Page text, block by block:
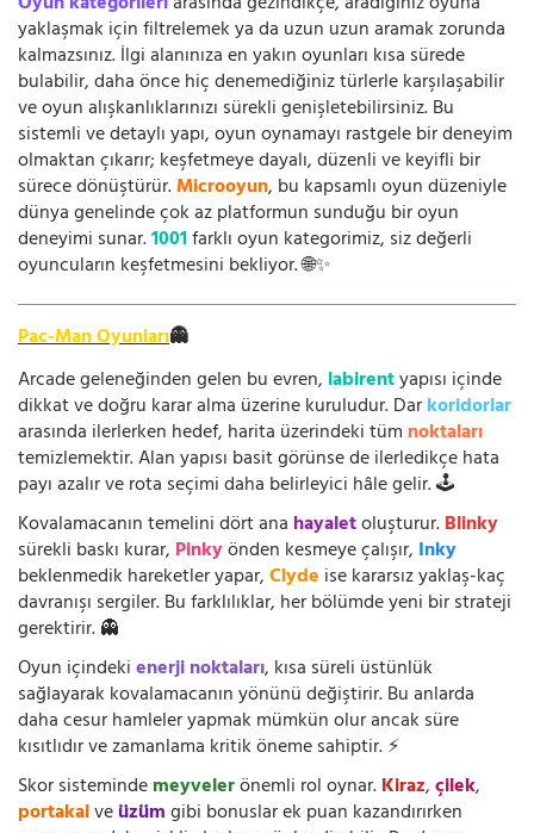
yaklaşmak için filtrelemek ya da uzun uzun aramak zorunda
kalmazsınız. İlgi alanınıza en yakın oyunları kısa sürede
bulabilir, daha önce hiç denemediğiniz türlerle karşılaşabilir
ve oyun alışkanlıklarınızı sürekli genişletebilirsiniz. Bu
sistemli ve detaylı yapı, oyun oynamayı rastgele bir deneyim
olmaktan çıkarır; keşfetmeye dayalı, düzenli ve keyifli bir
sürece dönüştürür.Microoyun, bu kapsamlı oyun düzeniyle
dünya genelinde çok az platformun sunduğu bir oyun
deneyimi sunar.1001farklı oyun kategorimiz, siz değerli
oyuncuların keşfetmesini bekliyor. 🌐✨
Pac-Man Oyunları👻
Arcade geleneğinden gelen bu evren, labirentyapısı içinde
dikkat ve doğru karar alma üzerine kuruludur. Darkoridorlar
arasında ilerlerken hedef, harita üzerindeki tüm noktaları
temizlemektir. Alan yapısı basit görünse de ilerledikçe hata
payı azalır ve rota seçimi daha belirleyici hâle gelir. 🕹️
Kovalamacanın temelini dört ana hayaletoluşturur.Blinky
sürekli baskı kurar, Pinkyönden kesmeye çalışır, Inky
beklenmedik hareketler yapar,Clyde ise kararsız yaklaş-kaç
davranışı sergiler. Bu farklılıklar, her bölümde yeni bir strateji
gerektirir. 👻
Oyun içindekienerji noktaları, kısa süreli üstünlük
sağlayarak kovalamacanın yönünü değiştirir. Bu anlarda
daha cesur hamleler yapmak mümkün olur ancak süre
kısıtlıdır ve zamanlama kritik öneme sahiptir. ⚡
Skor sistemindemeyvelerönemli rol oynar.Kiraz,çilek,
portakalveüzümgibi bonuslar ek puan kazandırırken